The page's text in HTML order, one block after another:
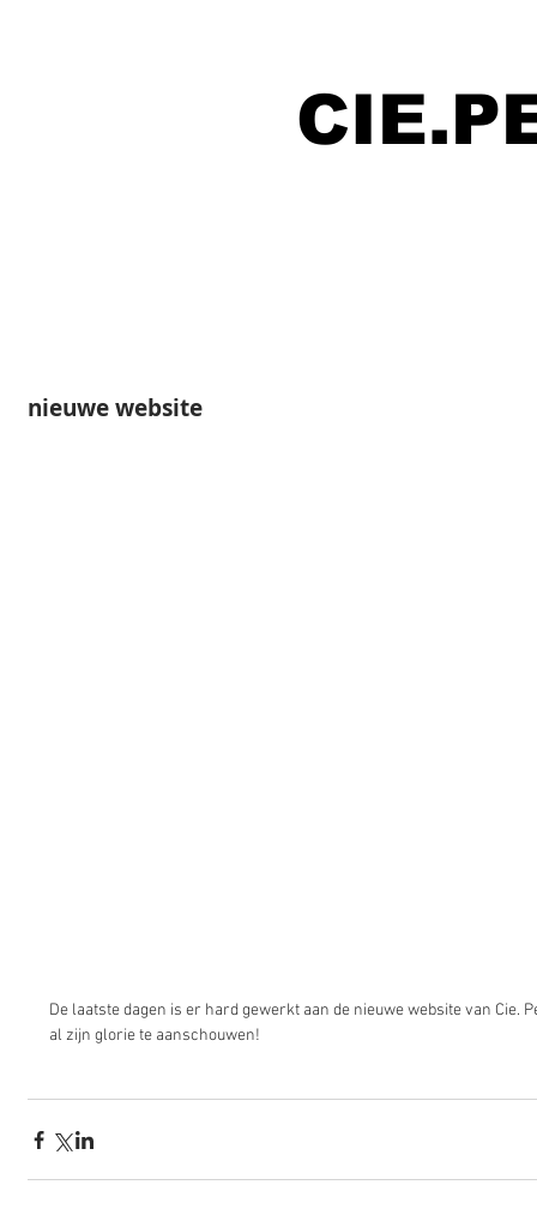
nieuwe website
De laatste dagen is er hard gewerkt aan de nieuwe website van Cie.
al zijn glorie te aanschouwen!